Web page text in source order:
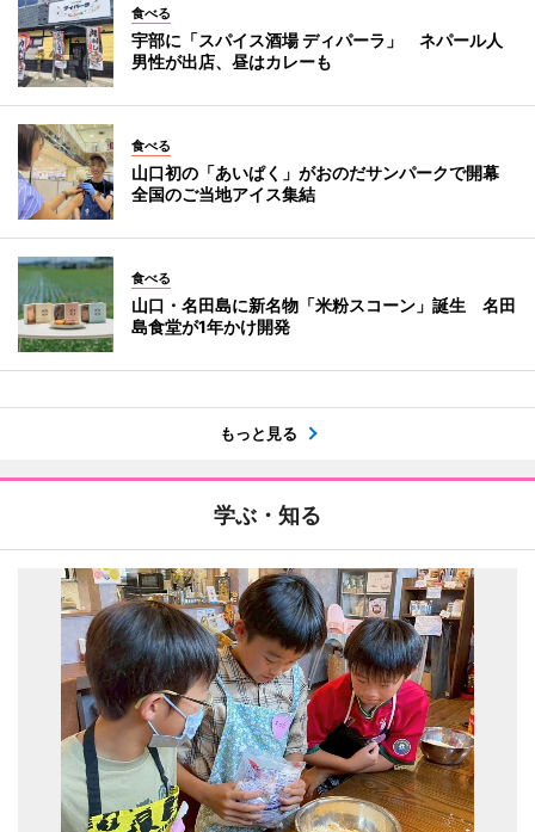
食べる
宇部に「スパイス酒場 ディパーラ」 ネパール人
男性が出店、昼はカレーも
食べる
山口初の「あいぱく」がおのだサンパークで開幕
全国のご当地アイス集結
食べる
山口・名田島に新名物「米粉スコーン」誕生 名田
島食堂が1年かけ開発
もっと見る
学ぶ・知る